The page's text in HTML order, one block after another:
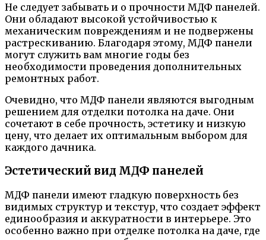
Не следует забывать и о прочности МДФ панелей.
Они обладают высокой устойчивостью к
механическим повреждениям и не подвержены
растрескиванию. Благодаря этому, МДФ панели
могут служить вам многие годы без
необходимости проведения дополнительных
ремонтных работ.
Очевидно, что МДФ панели являются выгодным
решением для отделки потолка на даче. Они
сочетают в себе прочность, эстетику и низкую
цену, что делает их оптимальным выбором для
каждого дачника.
Эстетический вид МДФ панелей
МДФ панели имеют гладкую поверхность без
видимых структур и текстур, что создает эффект
единообразия и аккуратности в интерьере. Это
особенно важно при отделке потолка на даче, где